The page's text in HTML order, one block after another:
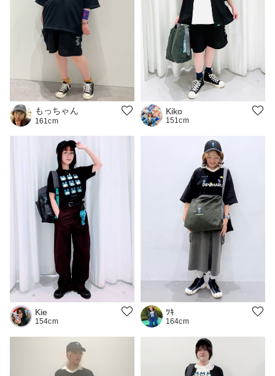
もっちゃん
161cm
Kiko
151cm
Kie
154cm
ﾂｷ
164cm